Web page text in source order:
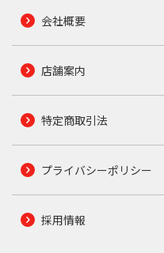
会社概要
店舗案内
特定商取引法
プライバシーポリシー
採用情報